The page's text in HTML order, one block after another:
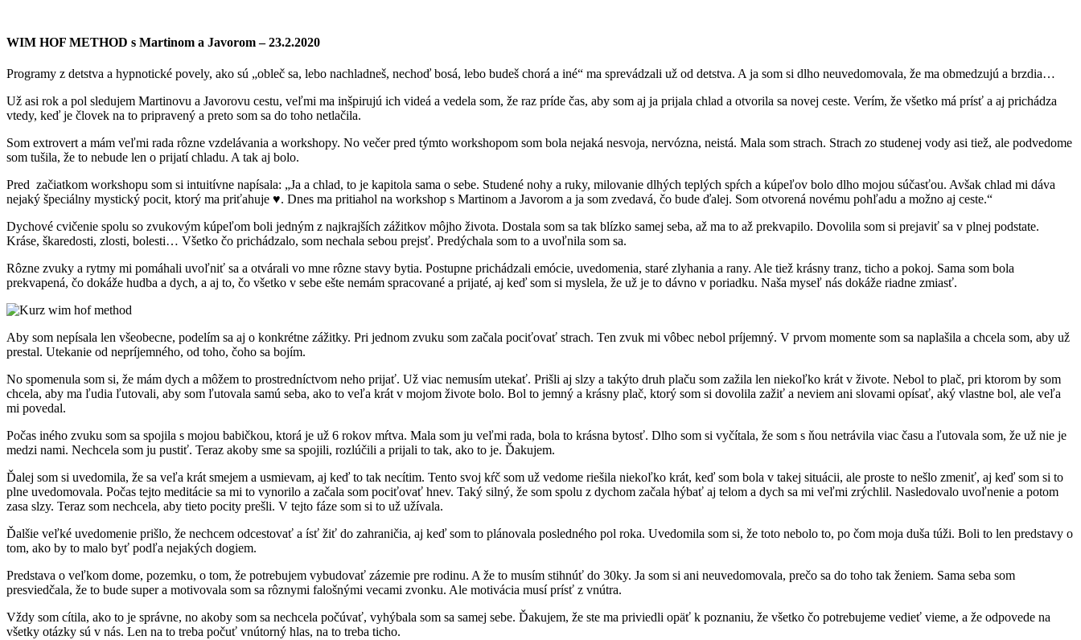
WIM HOF METHOD s Martinom a Javorom – 23.2.2020
Programy z detstva a hypnotické povely, ako sú „obleč sa, lebo nachladneš, nechoď bosá, lebo budeš chorá a iné“ ma sprevádzali už od detstva. A ja som si dlho neuvedomovala, že ma obmedzujú a brzdia…
Už asi rok a pol sledujem Martinovu a Javorovu cestu, veľmi ma inšpirujú ich videá a vedela som, že raz príde čas, aby som aj ja prijala chlad a otvorila sa novej ceste. Verím, že všetko má prísť a aj prichádza
vtedy, keď je človek na to pripravený a preto som sa do toho netlačila.
Som extrovert a mám veľmi rada rôzne vzdelávania a workshopy. No večer pred týmto workshopom som bola nejaká nesvoja, nervózna, neistá. Mala som strach. Strach zo studenej vody asi tiež, ale podvedome
som tušila, že to nebude len o prijatí chladu. A tak aj bolo.
Pred začiatkom workshopu som si intuitívne napísala: „Ja a chlad, to je kapitola sama o sebe. Studené nohy a ruky, milovanie dlhých teplých spŕch a kúpeľov bolo dlho mojou súčasťou. Avšak chlad mi dáva
nejaký špeciálny mystický pocit, ktorý ma priťahuje ♥. Dnes ma pritiahol na workshop s Martinom a Javorom a ja som zvedavá, čo bude ďalej. Som otvorená novému pohľadu a možno aj ceste.“
Dychové cvičenie spolu so zvukovým kúpeľom boli jedným z najkrajších zážitkov môjho života. Dostala som sa tak blízko samej seba, až ma to až prekvapilo. Dovolila som si prejaviť sa v plnej podstate.
Kráse, škaredosti, zlosti, bolesti… Všetko čo prichádzalo, som nechala sebou prejsť. Predýchala som to a uvoľnila som sa.
Rôzne zvuky a rytmy mi pomáhali uvoľniť sa a otvárali vo mne rôzne stavy bytia. Postupne prichádzali emócie, uvedomenia, staré zlyhania a rany. Ale tiež krásny tranz, ticho a pokoj. Sama som bola
prekvapená, čo dokáže hudba a dych, a aj to, čo všetko v sebe ešte nemám spracované a prijaté, aj keď som si myslela, že už je to dávno v poriadku. Naša myseľ nás dokáže riadne zmiasť.
Aby som nepísala len všeobecne, podelím sa aj o konkrétne zážitky. Pri jednom zvuku som začala pociťovať strach. Ten zvuk mi vôbec nebol príjemný. V prvom momente som sa naplašila a chcela som, aby už
prestal. Utekanie od nepríjemného, od toho, čoho sa bojím.
No spomenula som si, že mám dych a môžem to prostredníctvom neho prijať. Už viac nemusím utekať. Prišli aj slzy a takýto druh plaču som zažila len niekoľko krát v živote. Nebol to plač, pri ktorom by som
chcela, aby ma ľudia ľutovali, aby som ľutovala samú seba, ako to veľa krát v mojom živote bolo. Bol to jemný a krásny plač, ktorý som si dovolila zažiť a neviem ani slovami opísať, aký vlastne bol, ale veľa
mi povedal.
Počas iného zvuku som sa spojila s mojou babičkou, ktorá je už 6 rokov mŕtva. Mala som ju veľmi rada, bola to krásna bytosť. Dlho som si vyčítala, že som s ňou netrávila viac času a ľutovala som, že už nie je
medzi nami. Nechcela som ju pustiť. Teraz akoby sme sa spojili, rozlúčili a prijali to tak, ako to je. Ďakujem.
Ďalej som si uvedomila, že sa veľa krát smejem a usmievam, aj keď to tak necítim. Tento svoj kŕč som už vedome riešila niekoľko krát, keď som bola v takej situácii, ale proste to nešlo zmeniť, aj keď som si to
plne uvedomovala. Počas tejto meditácie sa mi to vynorilo a začala som pociťovať hnev. Taký silný, že som spolu z dychom začala hýbať aj telom a dych sa mi veľmi zrýchlil. Nasledovalo uvoľnenie a potom
zasa slzy. Teraz som nechcela, aby tieto pocity prešli. V tejto fáze som si to už užívala.
Ďalšie veľké uvedomenie prišlo, že nechcem odcestovať a ísť žiť do zahraničia, aj keď som to plánovala posledného pol roka. Uvedomila som si, že toto nebolo to, po čom moja duša túži. Boli to len predstavy o
tom, ako by to malo byť podľa nejakých dogiem.
Predstava o veľkom dome, pozemku, o tom, že potrebujem vybudovať zázemie pre rodinu. A že to musím stihnúť do 30ky. Ja som si ani neuvedomovala, prečo sa do toho tak ženiem. Sama seba som
presviedčala, že to bude super a motivovala som sa rôznymi falošnými vecami zvonku. Ale motivácia musí prísť z vnútra.
Vždy som cítila, ako to je správne, no akoby som sa nechcela počúvať, vyhýbala som sa samej sebe. Ďakujem, že ste ma priviedli opäť k poznaniu, že všetko čo potrebujeme vedieť vieme, a že odpovede na
všetky otázky sú v nás. Len na to treba počuť vnútorný hlas, na to treba ticho.